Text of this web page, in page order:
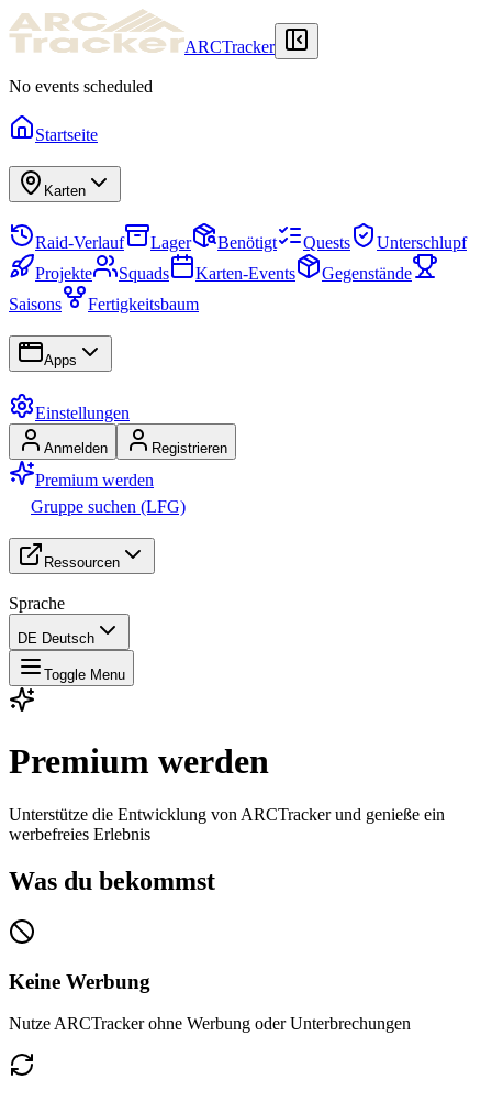
ARCTracker
No events scheduled
Startseite
Karten
Raid-Verlauf Lager Benötigt Quests
Unterschlupf
Projekte
Squads Karten-Events
Gegenstände
Saisons
Fertigkeitsbaum
Apps
Einstellungen
Anmelden Registrieren
Premium werden
Gruppe suchen (LFG)
Ressourcen
Sprache
DE Deutsch
Toggle Menu
Premium werden
Unterstütze die Entwicklung von ARCTracker und genieße ein
werbefreies Erlebnis
Was du bekommst
Keine Werbung
Nutze ARCTracker ohne Werbung oder Unterbrechungen